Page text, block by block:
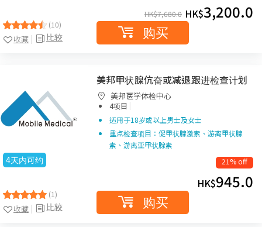
(10)
比较
收藏
HK$7,680.0 HK$3,200.0
购买
4天内可约
(1)
比较
收藏
美邦甲状腺伉奋或减退跟进检查计划
美邦医学体检中心
4项目 |
适用于18岁或以上男士及女士
重点检查项目：促甲状腺激素、游离甲状腺
素、游离亚甲状腺素
21% off
HK$945.0
购买